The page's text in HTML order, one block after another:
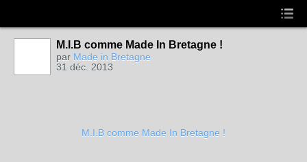
M.I.B comme Made In Bretagne !
par Made in Bretagne
31 déc. 2013
M.I.B comme Made In Bretagne !